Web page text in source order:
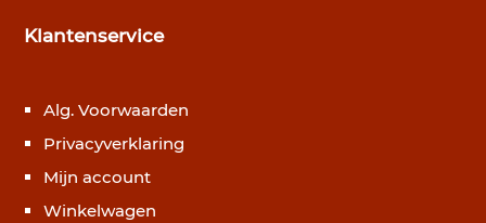
Klantenservice
Alg. Voorwaarden
Privacyverklaring
Mijn account
Winkelwagen